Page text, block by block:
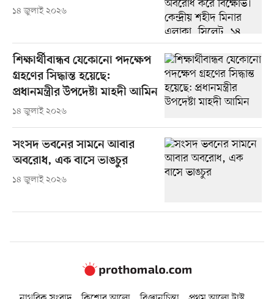
১৪ জুলাই ২০২৬
শিক্ষার্থীবান্ধব যেকোনো পদক্ষেপ
গ্রহণের সিদ্ধান্ত হয়েছে:
প্রধানমন্ত্রীর উপদেষ্টা মাহদী আমিন
১৪ জুলাই ২০২৬
সংসদ ভবনের সামনে আবার
অবরোধ, এক বাসে ভাঙচুর
১৪ জুলাই ২০২৬